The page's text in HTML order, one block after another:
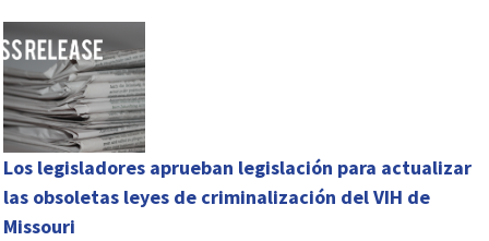
Los legisladores aprueban legislación para actualizar
las obsoletas leyes de criminalización del VIH de
Missouri